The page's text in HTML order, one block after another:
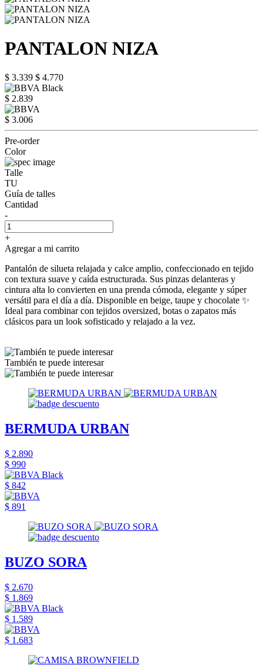
PANTALON NIZA
$ 3.339 $ 4.770
$ 2.839
$ 3.006
Pre-order
Color
Talle
TU
Guía de talles
Cantidad
-
+
Agregar a mi carrito
Pantalón de silueta relajada y calce amplio, confeccionado en tejido
con textura suave y caída estructurada. Sus pinzas delanteras y
cintura alta lo convierten en una prenda cómoda, elegante y súper
versátil para el día a día. Disponible en beige, taupe y chocolate ✨
Ideal para combinar con tejidos oversized, botas o zapatos más
clásicos para un look sofisticado y relajado a la vez.
También te puede interesar
BERMUDA URBAN
$ 2.890
$ 990
$ 842
$ 891
BUZO SORA
$ 2.670
$ 1.869
$ 1.589
$ 1.683